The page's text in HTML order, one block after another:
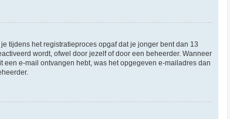
tijdens het registratieproces opgaf dat je jonger bent dan 13
wordt, ofwel door jezelf of door een beheerder. Wanneer
e-mail ontvangen hebt, was het opgegeven e-mailadres dan